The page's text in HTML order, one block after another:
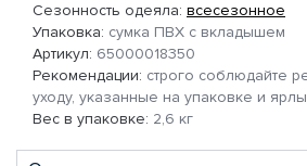
Сезонность одеяла: всесезонное
Упаковка: сумка ПВХ с вкладышем
Артикул: 65000018350
Рекомендации: строго соблюдайте
уходу, указанные на упаковке и
Вес в упаковке: 2,6 кг